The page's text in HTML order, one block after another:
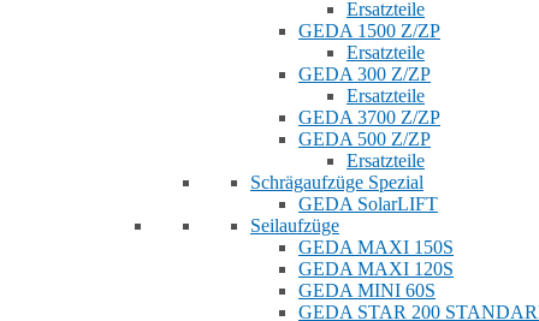
Ersatzteile
GEDA 1500 Z/ZP
Ersatzteile
GEDA 300 Z/ZP
Ersatzteile
GEDA 3700 Z/ZP
GEDA 500 Z/ZP
Ersatzteile
Schrägaufzüge Spezial
GEDA SolarLIFT
Seilaufzüge
GEDA MAXI 150S
GEDA MAXI 120S
GEDA MINI 60S
GEDA STAR 200